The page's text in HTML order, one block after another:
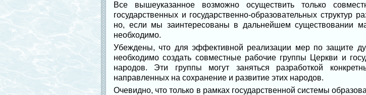
Все вышеуказанное возможно осуществить только
государственных и государственно-образовательных структур
но, если мы заинтересованы в дальнейшем существовании
необходимо.
Убеждены, что для эффективной реализации мер по защите
необходимо создать совместные рабочие группы Церкви и
народов. Эти группы могут заняться разработкой
направленных на сохранение и развитие этих народов.
Очевидно, что только в рамках государственной системы